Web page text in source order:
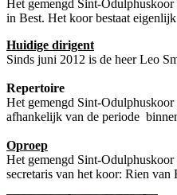
Het gemengd Sint-Odulphuskoor
in Best. Het koor bestaat
Huidige dirigent
Sinds juni 2012 is de heer Leo
Repertoire
Het gemengd Sint-
afhankelijk van de periode
Oproep
Het gemengd Sint-Odulphuskoor
secretaris van het koor: Rien